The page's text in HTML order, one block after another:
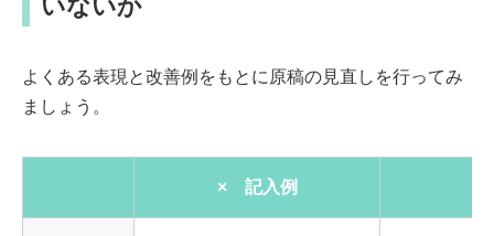
いないか
よくある表現と改善例をもとに原稿の見直しを行ってみ
ましょう。
× 記入例